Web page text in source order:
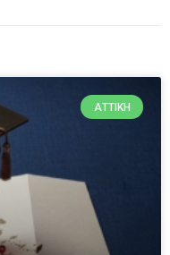
ΑΤΤΙΚΉ